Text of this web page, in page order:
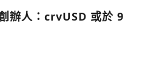
辦人：crvUSD 或於 9